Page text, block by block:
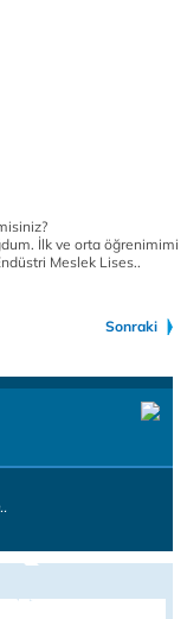
İlk ve orta öğrenimimi
Meslek Lises..
Sonraki